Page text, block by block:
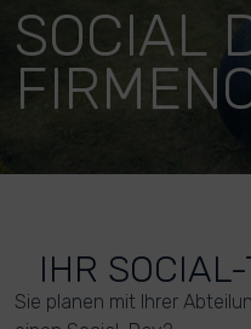
SOCIAL
IHR
Sie planen mit Ihrer